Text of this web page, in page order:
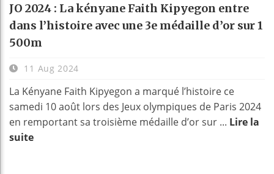
JO 2024 : La kényane Faith Kipyegon entre
dans l’histoire avec une 3e médaille d’or sur 1
500m
11 Aug 2024
La Kényane Faith Kipyegon a marqué l’histoire ce
samedi 10 août lors des Jeux olympiques de Paris 2024
en remportant sa troisième médaille d’or sur ... Lire la
suite